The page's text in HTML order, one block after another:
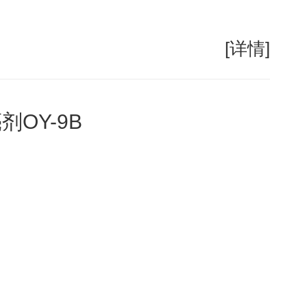
[详情]
OY-9B